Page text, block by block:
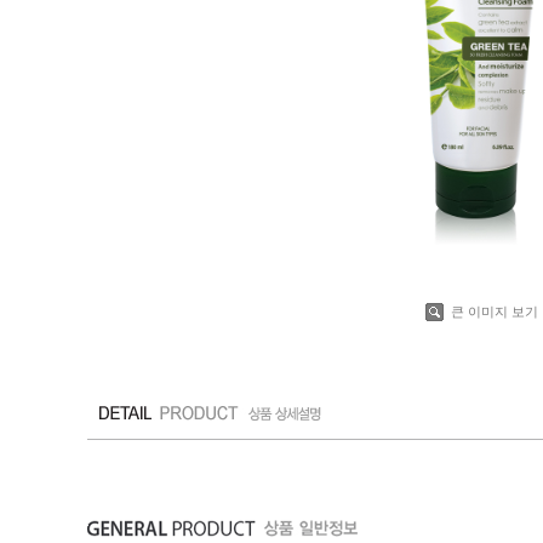
큰 이미지 보기